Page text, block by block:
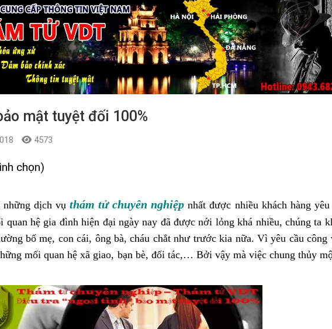
mật tuyệt đối 100%
4573
chọn)
dịch vụ thám tử chuyên nghiệp nhất được nhiều khách hàng yêu
quan hệ gia đình hiện đại ngày nay đã được nới lỏng khá nhiều, chúng ta
bố mẹ, con cái, ông bà, cháu chắt như trước kia nữa. Vì yêu cầu công
mối quan hệ xã giao, bạn bè, đối tác,… Bởi vậy mà việc chung thủy